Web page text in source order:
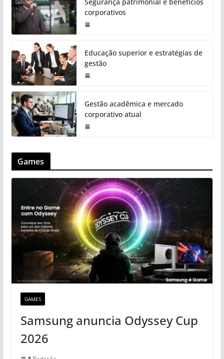
corporativos
Educação superior e estratégias de
gestão
Gestão acadêmica e mercado
corporativo atual
Games
GAMES
Samsung anuncia Odyssey Cup
2026